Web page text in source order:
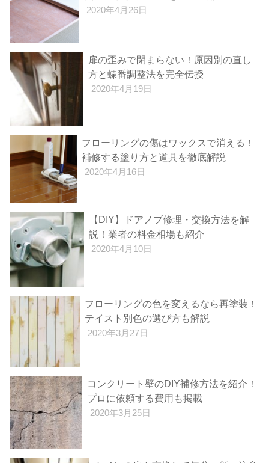
2020年4月26日
扉の歪みで閉まらない！原因別の直し
方と蝶番調整法を完全伝授
2020年4月19日
フローリングの傷はワックスで消える！
補修する塗り方と道具を徹底解説
2020年4月16日
【DIY】ドアノブ修理・交換方法を解
説！業者の料金相場も紹介
2020年4月10日
フローリングの色を変えるなら再塗装！
テイスト別色の選び方も解説
2020年3月27日
コンクリート壁のDIY補修方法を紹介！
プロに依頼する費用も掲載
2020年3月25日